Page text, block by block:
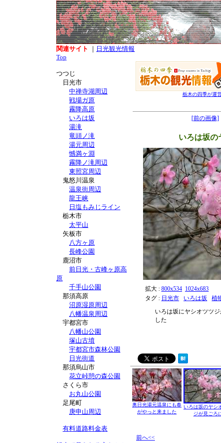
関連サイト ｜ 日光観光情報
Top
つつじ
日光市
中禅寺湖周辺
戦場ガ原
霧降高原
いろは坂
湯滝
竜頭ノ滝
湯元周辺
憾満ヶ淵
霧降ノ滝周辺
東照宮周辺
鬼怒川温泉
温泉街周辺
龍王峡
日塩もみじライン
栃木市
太平山
矢板市
八方ヶ原
長峰公園
鹿沼市
前日光・古峰ヶ原高
原
千手山公園
那須高原
沼原湿原周辺
八幡温泉周辺
宇都宮市
八幡山公園
塚山古墳
宇都宮市森林公園
日光街道
那須烏山市
花立峠憩の森公園
さくら市
お丸山公園
足尾町
庚申山周辺
有料道路料金表
栃木の四季が運
[前の画像]
いろは坂の
拡大 : 800x534 1024x683
タグ : 日光市 いろは坂
植
いろは坂にヤシオツツ
した
奥日光湯元温泉にも春
がやっと来ました
いろは坂のヤシ
ジが見ごろ
前へ<<